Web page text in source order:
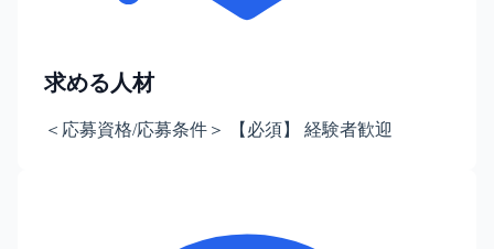
求める人材
＜応募資格/応募条件＞ 【必須】 経験者歓迎